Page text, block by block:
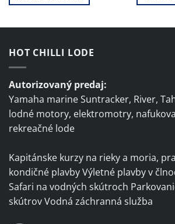
HOT CHILLI LODE
Autorizovaný predaj:
Yamaha marine Suntracker, River,
lodné motory, elektromotry,
rekreačné lode
Kapitánske kurzy na rieky a moria,
kondičné plavby Výletné plavby v
Safari na vodných skútroch
skútrov Vodná záchranná služba